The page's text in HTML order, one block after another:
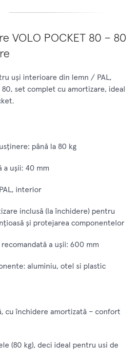
VOLO POCKET 80 – 80
uşi interioare din lemn / PAL,
80, set complet cu amortizare, ideal
până la 80 kg
a uşii: 40 mm
interior
inclusă (la închidere) pentru
şi protejarea componentelor
recomandată a uşii: 600 mm
aluminiu, otel si plastic
cu închidere amortizată – confort
(80 kg), deci ideal pentru usi de